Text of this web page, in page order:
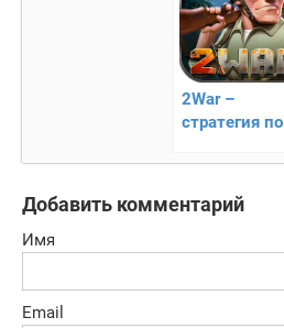
2War –
стратегия по
мира
Добавить комментарий
Имя
Email